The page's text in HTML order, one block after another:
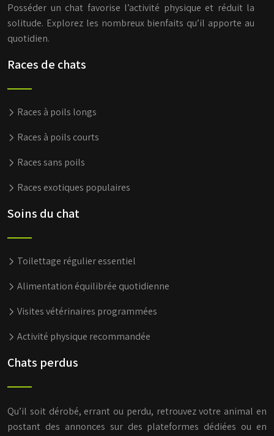
Posséder un chat favorise l’activité physique et réduit la
solitude. Explorez les nombreux bienfaits qu’il apporte au
quotidien.
Races de chats
Races à poils longs
Races à poils courts
Races sans poils
Races exotiques populaires
Soins du chat
Toilettage régulier essentiel
Alimentation équilibrée quotidienne
Visites vétérinaires programmées
Activité physique recommandée
Chats perdus
Qu’il soit dérobé, errant ou perdu, retrouvez votre animal en
postant des annonces sur des plateformes dédiées ou en